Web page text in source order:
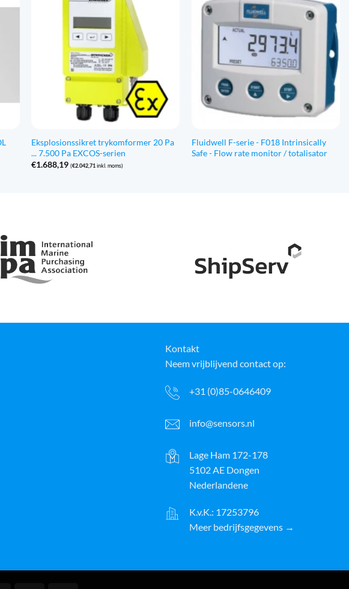
Eksplosionssikret trykomformer 20 Pa
... 7.500 Pa EXCOS-serien
€1.688,19 (€2.042,71inkl. moms)
Fluidwell F-serie - F018 Intrinsically
Safe - Flow rate monitor / totalisator
Kontakt
Neem vrijblijvend contact op:
+31 (0)85-0646409
info@sensors.nl
Lage Ham 172-178
5102 AE Dongen
Nederlandene
K.v.K.: 17253796
Meer bedrijfsgegevens →